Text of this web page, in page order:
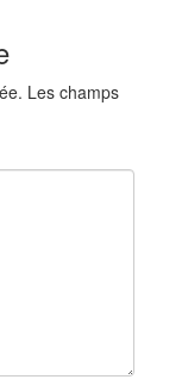
Les champs